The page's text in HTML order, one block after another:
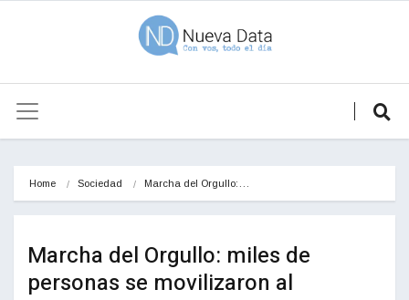
Home Sociedad Marcha del Orgullo:…
Marcha del Orgullo: miles de
personas se movilizaron al